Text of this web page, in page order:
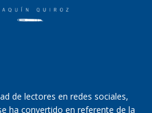
de lectores en redes sociales,
ha convertido en referente de la